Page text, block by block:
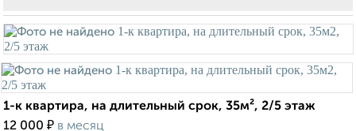
1-к квартира, на длительный срок, 35м², 2/5 этаж
12 000 ₽ в месяц